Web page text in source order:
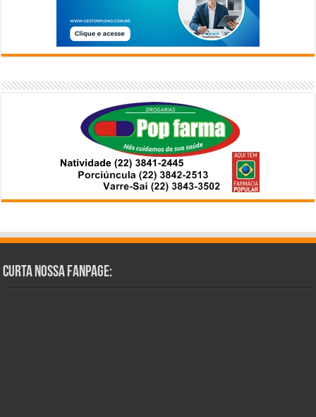
Curta Nossa Fanpage: